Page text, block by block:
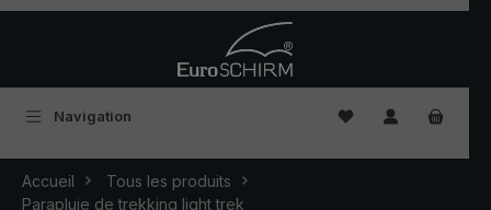
Navigation Vous avez 0
Accueil
Tous les produits
Parapluie de trekking light trek